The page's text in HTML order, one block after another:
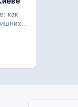
как